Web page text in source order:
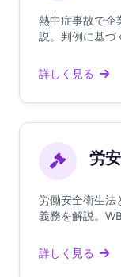
熱中症事故で企
説。判例に基づ
詳しく見る
労
労働安全衛生法
義務を解説。
詳しく見る